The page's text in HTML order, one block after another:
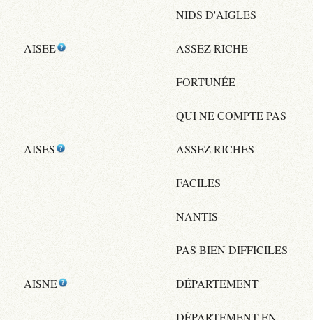
NIDS D'AIGLES
AISEE ASSEZ RICHE
FORTUNÉE
QUI NE COMPTE PAS
AISES ASSEZ RICHES
FACILES
NANTIS
PAS BIEN DIFFICILES
AISNE DÉPARTEMENT
DÉPARTEMENT EN